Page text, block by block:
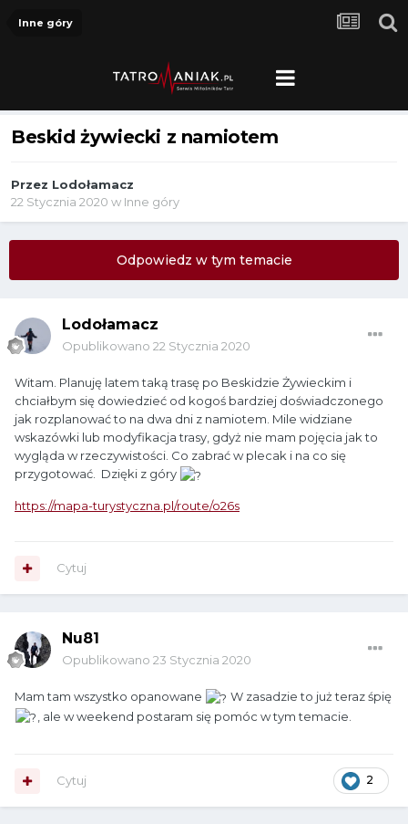
Inne góry
Beskid żywiecki z namiotem
Przez Lodołamacz
22 Stycznia 2020 w Inne góry
Odpowiedz w tym temacie
Lodołamacz
Opublikowano 22 Stycznia 2020
Witam. Planuję latem taką trasę po Beskidzie Żywieckim i
chciałbym się dowiedzieć od kogoś bardziej doświadczonego
jak rozplanować to na dwa dni z namiotem. Mile widziane
wskazówki lub modyfikacja trasy, gdyż nie mam pojęcia jak to
wygląda w rzeczywistości. Co zabrać w plecak i na co się
przygotować. Dzięki z góry
https://mapa-turystyczna.pl/route/o26s
Cytuj
Nu81
Opublikowano 23 Stycznia 2020
Mam tam wszystko opanowane
W zasadzie to już teraz śpię
, ale w weekend postaram się pomóc w tym temacie.
2
Cytuj